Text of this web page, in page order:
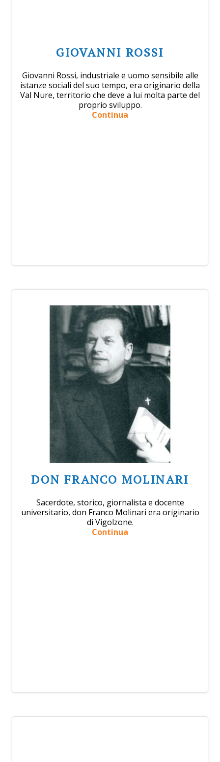
GIOVANNI ROSSI
Giovanni Rossi, industriale e uomo sensibile alle
istanze sociali del suo tempo, era originario della
Val Nure, territorio che deve a lui molta parte del
proprio sviluppo.
Continua
DON FRANCO MOLINARI
Sacerdote, storico, giornalista e docente
universitario, don Franco Molinari era originario
di Vigolzone.
Continua